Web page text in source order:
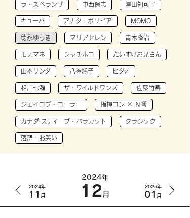
ラ・スペランザ 中西保志 澤田知可子
キューバ アナタ・ボリビア MOMO
徳永ゆうき マリアセレン 青木隆治
モノマネ シャチホコ だいすけお兄さん
山本リンダ 八神純子 ヒダノ
相川七瀬 ザ・ワイルドワンズ 佐藤竹善
ジェイコブ・コーラー 指揮コン × Ｎ響
カナダ スティーブ・バラカット クラシック
落語・お笑い
2024年
11 月
2024年
12月
2025年
01 月